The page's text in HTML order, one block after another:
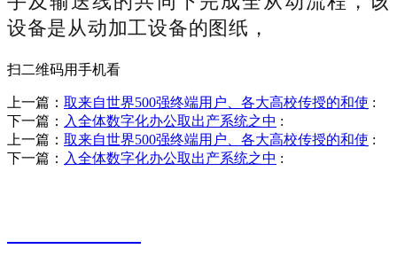
设备是从动加工设备的图纸，
扫二维码用手机看
上一篇： 取来自世界500强终端用户、各大高校传授的和使 :
下一篇： 入全体数字化办公取出产系统之中 :
上一篇： 取来自世界500强终端用户、各大高校传授的和使 :
下一篇： 入全体数字化办公取出产系统之中 :